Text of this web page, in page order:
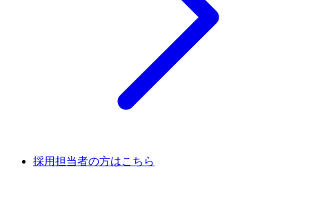
採用担当者の方はこちら